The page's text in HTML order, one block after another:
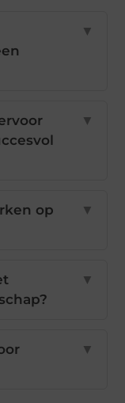
▼
▼
op
▼
▼
▼